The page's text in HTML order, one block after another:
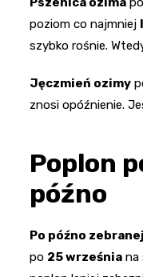
poziom co najmniej
szybko rośnie.
Jęczmień ozimy
znosi opóźnienie.
Poplon
późno
Po późno
po 25 września na